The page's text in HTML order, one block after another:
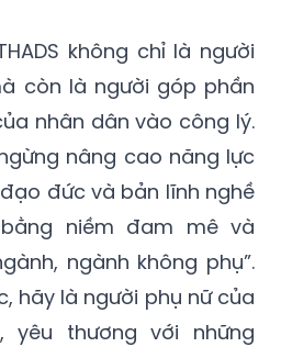
không chỉ là người
còn là người góp phần
nhân dân vào công lý.
nâng cao năng lực
đức và bản lĩnh nghề
niềm đam mê và
ngành không phụ”.
hãy là người phụ nữ của
yêu thương với những